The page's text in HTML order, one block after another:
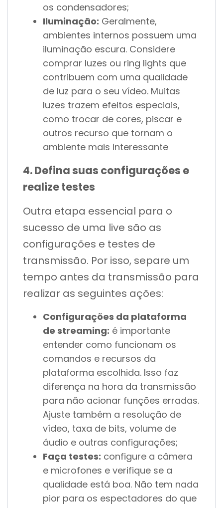
os condensadores;
Iluminação: Geralmente,
ambientes internos possuem uma
iluminação escura. Considere
comprar luzes ou ring lights que
contribuem com uma qualidade
de luz para o seu vídeo. Muitas
luzes trazem efeitos especiais,
como trocar de cores, piscar e
outros recurso que tornam o
ambiente mais interessante
4. Defina suas configurações e
realize testes
Outra etapa essencial para o
sucesso de uma live são as
configurações e testes de
transmissão. Por isso, separe um
tempo antes da transmissão para
realizar as seguintes ações:
Configurações da plataforma
de streaming: é importante
entender como funcionam os
comandos e recursos da
plataforma escolhida. Isso faz
diferença na hora da transmissão
para não acionar funções erradas.
Ajuste também a resolução de
vídeo, taxa de bits, volume de
áudio e outras configurações;
Faça testes: configure a câmera
e microfones e verifique se a
qualidade está boa. Não tem nada
pior para os espectadores do que